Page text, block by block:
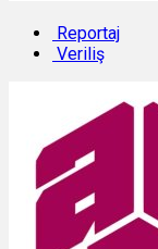
Reportaj
Veriliş